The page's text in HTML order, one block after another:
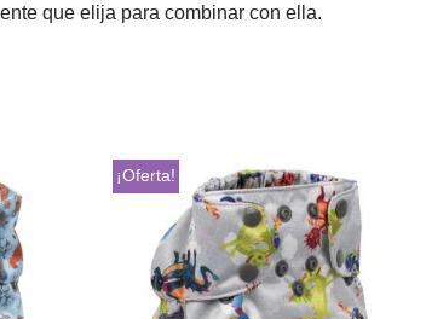
que elija para combinar con ella.
¡Oferta!